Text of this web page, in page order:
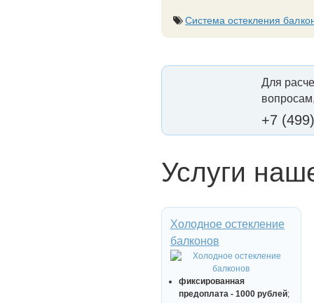
Система остекления
Для
+7
Услуги
Холодное остекление
балконов
фиксированная
предоплата - 1000 рублей;